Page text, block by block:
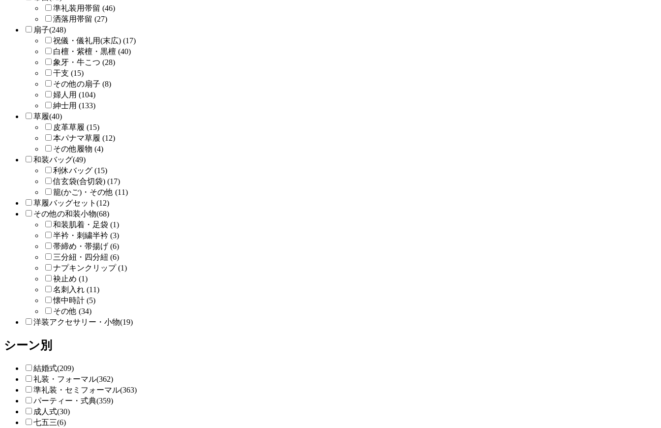
準礼装用帯留 (46)
洒落用帯留 (27)
扇子(248)
祝儀・儀礼用(末広) (17)
白檀・紫檀・黒檀 (40)
象牙・牛こつ (28)
干支 (15)
その他の扇子 (8)
婦人用 (104)
紳士用 (133)
草履(40)
皮革草履 (15)
本パナマ草履 (12)
その他履物 (4)
和装バッグ(49)
利休バッグ (15)
信玄袋(合切袋) (17)
籠(かご)・その他 (11)
草履バッグセット(12)
その他の和装小物(68)
和装肌着・足袋 (1)
半衿・刺繍半衿 (3)
帯締め・帯揚げ (6)
三分紐・四分紐 (6)
ナプキンクリップ (1)
袂止め (1)
名刺入れ (11)
懐中時計 (5)
その他 (34)
洋装アクセサリー・小物(19)
シーン別
結婚式(209)
礼装・フォーマル(362)
準礼装・セミフォーマル(363)
パーティー・式典(359)
成人式(30)
七五三(6)